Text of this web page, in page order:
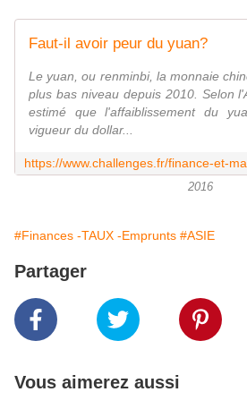
Faut-il avoir peur du yuan?
Le yuan, ou renminbi, la monnaie
plus bas niveau depuis 2010. Selon
estimé que l'affaiblissement du
vigueur du dollar...
2016
#Finances -TAUX -Emprunts #ASIE
Partager
Vous aimerez aussi